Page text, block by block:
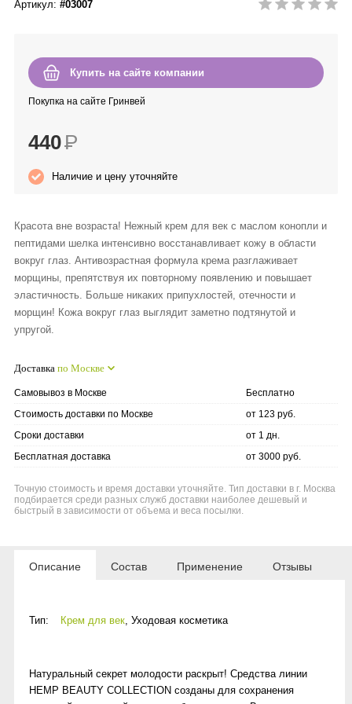
Intilia
Happy Dew
Enjoy Care
Green Minds
Артикул: #03007
Купить на сайте компании
Покупка на сайте Гринвей
440Р
Наличие и цену уточняйте
Красота вне возраста! Нежный крем для век с маслом конопли и
пептидами шелка интенсивно восстанавливает кожу в области
вокруг глаз. Антивозрастная формула крема разглаживает
морщины, препятствуя их повторному появлению и повышает
эластичность. Больше никаких припухлостей, отечности и
морщин! Кожа вокруг глаз выглядит заметно подтянутой и
упругой.
Доставка по Москве
Самовывоз в Москве
Бесплатно
Стоимость доставки по Москве
от 123 руб.
Сроки доставки
от 1 дн.
Бесплатная доставка
от 3000 руб.
Точную стоимость и время доставки уточняйте. Тип доставки в г. Москва
подбирается среди разных служб доставки наиболее дешевый и
быстрый в зависимости от объема и веса посылки.
Описание Состав Применение Отзывы
Тип: Крем для век, Уходовая косметика
Натуральный секрет молодости раскрыт! Средства линии
HEMP BEAUTY COLLECTION созданы для сохранения